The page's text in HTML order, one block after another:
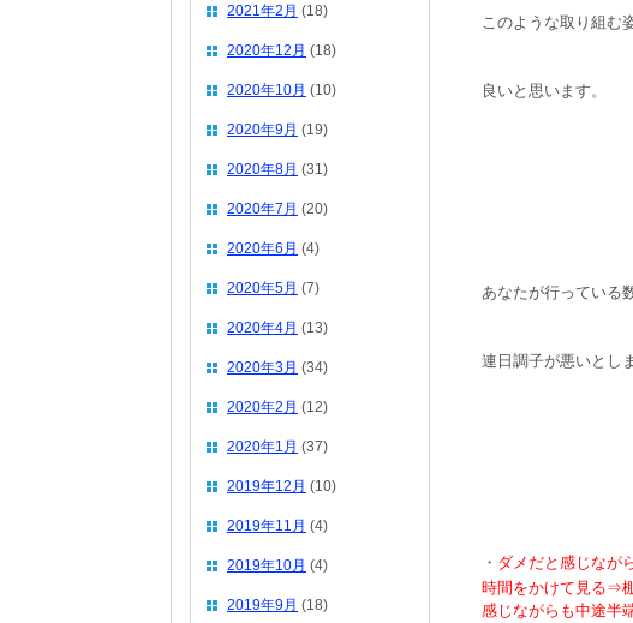
このような取り組む
良いと思います。
あなたが行っている
連日調子が悪いとしま
・ ダメだと感じなが
時間をかけて見る⇒
感じながらも中途半
2021年2月 (18)
2020年12月 (18)
2020年10月 (10)
2020年9月 (19)
2020年8月 (31)
2020年7月 (20)
2020年6月 (4)
2020年5月 (7)
2020年4月 (13)
2020年3月 (34)
2020年2月 (12)
2020年1月 (37)
2019年12月 (10)
2019年11月 (4)
2019年10月 (4)
2019年9月 (18)